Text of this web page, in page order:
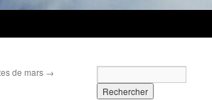
de mars →